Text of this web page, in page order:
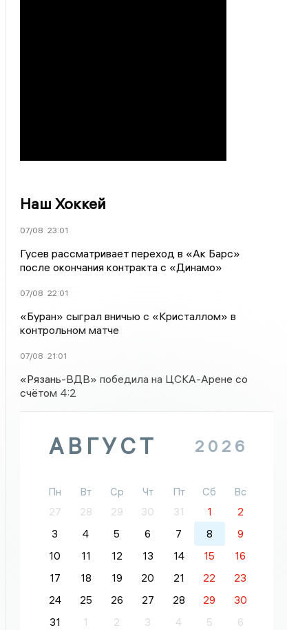
Наш Хоккей
07/08 23:01
Гусев рассматривает переход в «Ак Барс»
после окончания контракта с «Динамо»
07/08 22:01
«Буран» сыграл вничью с «Кристаллом» в
контрольном матче
07/08 21:01
«Рязань-ВДВ» победила на ЦСКА-Арене со
счётом 4:2
АВГУСТ 2026
Пн Вт Ср Чт Пт Сб
Вс
27
28 29 30 31 1
2
3
4 5 6 7 8
9
10
11 12 13 14 15
16
17
18 19 20 21 22
23
24
25 26 27 28 29
30
31
1 2 3 4 5 6